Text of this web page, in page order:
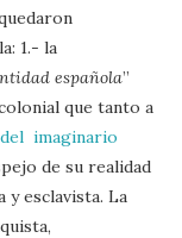
1.- la
española”
que tanto a
imaginario
de su realidad
esclavista. La